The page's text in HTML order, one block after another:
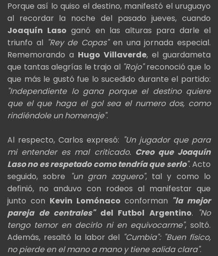
Porque así lo quiso el destino, manifestó el uruguayo
al recordar la noche del pasado jueves, cuando
Joaquín Laso ganó en las alturas para darle el
triunfo al "Rey de Copas"en una jornada especial.
Rememorando a Hugo Villaverde, el guardameta
que tantas alegrías le trajo al "Rojo"reconoció que lo
que más le gustó fue lo sucedido durante el partido:
"Independiente lo gana porque el destino quiere
que el que haga el gol sea el numero dos, como
rindiéndole un homenaje".
Al respecto, Carlos expresó: "Un jugador que para
mi entender es mal criticado. Creo que Joaquín
Laso no es respetado como tendría que serlo". Acto
seguido, sobre "un gran zaguero", tal y como lo
definió, no anduvo con rodeos al manifestar que
junto con Kevin Lomónaco conforman "la mejor
pareja de centrales" del Futbol Argentino.
"No
tengo temor en decirlo ni en equivocarme", soltó.
Además, resaltó la labor del "Cumbia": "Buen físico,
no pierde en el mano a mano y tiene salida clara".